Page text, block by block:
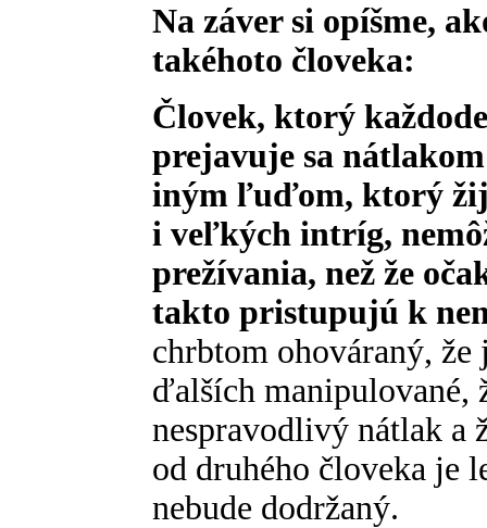
Na záver si opíšme,
takéhoto človeka:
Človek, ktorý
prejavuje sa
iným ľuďom, ktorý
i veľkých intríg,
prežívania, než že
takto pristupujú k
chrbtom ohováraný, že
ďalších manipulované,
nespravodlivý nátlak a
od druhého človeka je
nebude dodržaný.